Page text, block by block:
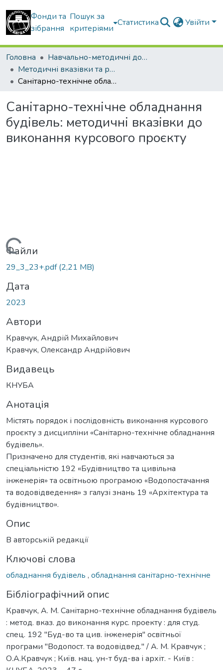
Фонди та
зібрання
Пошук за
критеріями
Статистика Увійти
Головна
Навчально-методичні документи
Методичні вказівки та рекомендації
Санітарно-технічне обладнання будівель: методичні вказівки до виконання курсового проєкту
Санітарно-технічне обладнання
будівель: методичні вказівки до
виконання курсового проєкту
Вантажиться...
Файли
29_3_23+.pdf(2,21 MB)
Дата
2023
Автори
Кравчук, Андрій Михайлович
Кравчук, Олександр Андрійович
Видавець
КНУБА
Анотація
Містять порядок і послідовність виконання курсового
проєкту з дисципліни «Санітарно-технічне обладнання
будівель».
Призначено для студентів, які навчаються за
спеціальністю 192 «Будівництво та цивільна
інженерія» та освітньою програмою «Водопостачання
та водовідведення» з галузі знань 19 «Архітектура та
будівництво».
Опис
В авторській редакції
Ключові слова
обладнання будівель , обладнання санітарно-технічне
Бібліографічний опис
Кравчук, А. М. Санітарно-технічне обладнання будівель
: метод. вказ. до виконання курс. проекту : для студ.
спец. 192 "Буд-во та цив. інженерія" освітньої
програми "Водопост. та водовідвед." / А. М. Кравчук ;
О.А.Кравчук ; Київ. нац. ун-т буд-ва і архіт. - Київ :